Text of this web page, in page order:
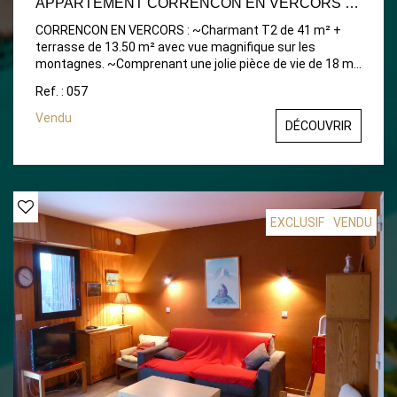
CORRENCON EN VERCORS : ~Charmant T2 de 41 m² +
terrasse de 13.50 m² avec vue magnifique sur les
montagnes. ~Comprenant une jolie pièce de vie de 18 m²
séparé et un petit coin nuit.~Le tout meublé avec goût
dans une jolie copropriété en plein coeur du village et à
Ref. : 057
Vendu
DÉCOUVRIR
EXCLUSIF VENDU